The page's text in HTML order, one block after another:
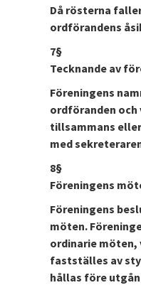
Då rösterna
ordförandens
7§
Tecknande av
Föreningens
ordföranden
tillsammans
med
8§
Föreningens
Föreningens
möten.
ordinarie möten,
fastställes av
hållas före